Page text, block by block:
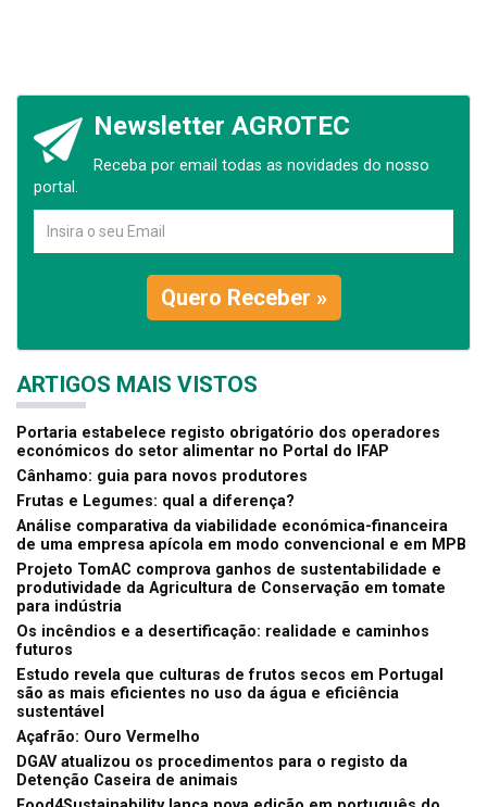
Newsletter AGROTEC
Receba por email todas as novidades do nosso
portal.
Quero Receber »
ARTIGOS MAIS VISTOS
Portaria estabelece registo obrigatório dos operadores
económicos do setor alimentar no Portal do IFAP
Cânhamo: guia para novos produtores
Frutas e Legumes: qual a diferença?
Análise comparativa da viabilidade económica-financeira
de uma empresa apícola em modo convencional e em MPB
Projeto TomAC comprova ganhos de sustentabilidade e
produtividade da Agricultura de Conservação em tomate
para indústria
Os incêndios e a desertificação: realidade e caminhos
futuros
Estudo revela que culturas de frutos secos em Portugal
são as mais eficientes no uso da água e eficiência
sustentável
Açafrão: Ouro Vermelho
DGAV atualizou os procedimentos para o registo da
Detenção Caseira de animais